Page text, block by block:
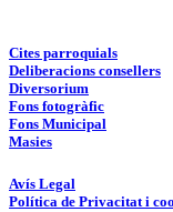
Cites parroquials
Deliberacions consellers
Diversorium
Fons fotogràfic
Fons Municipal
Masies
Avís Legal
Política de Privacitat i